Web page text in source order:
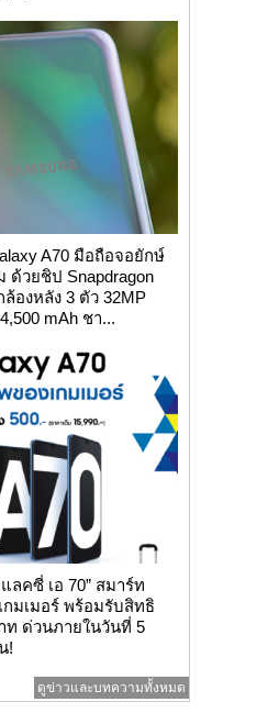
A70 มือถือจอยักษ์
ด้วยชิป Snapdragon
ล้องหลัง 3 ตัว 32MP
mAh ชา...
ลคซี่ เอ 70” สมาร์ท
กมเมอร์ พร้อมรับสิทธิ
ท ด่วนภายในวันที่ 5
!
ดูข่าวและบทความทั้งหมด